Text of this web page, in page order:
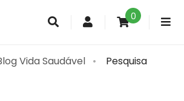
Conta 0
Vida Saudável Pesquisa